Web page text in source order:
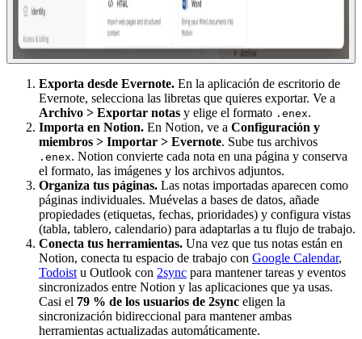
Exporta desde Evernote. En la aplicación de escritorio de
Evernote, selecciona las libretas que quieres exportar. Ve a
Archivo > Exportar notas y elige el formato .enex.
Importa en Notion. En Notion, ve a Configuración y
miembros > Importar > Evernote. Sube tus archivos
.enex. Notion convierte cada nota en una página y conserva
el formato, las imágenes y los archivos adjuntos.
Organiza tus páginas. Las notas importadas aparecen como
páginas individuales. Muévelas a bases de datos, añade
propiedades (etiquetas, fechas, prioridades) y configura vistas
(tabla, tablero, calendario) para adaptarlas a tu flujo de trabajo.
Conecta tus herramientas. Una vez que tus notas están en
Notion, conecta tu espacio de trabajo con Google Calendar,
Todoist u Outlook con 2sync para mantener tareas y eventos
sincronizados entre Notion y las aplicaciones que ya usas.
Casi el 79 % de los usuarios de 2sync eligen la
sincronización bidireccional para mantener ambas
herramientas actualizadas automáticamente.